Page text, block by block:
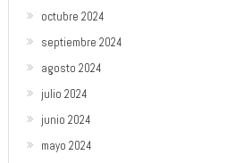
octubre 2024
septiembre 2024
agosto 2024
julio 2024
junio 2024
mayo 2024